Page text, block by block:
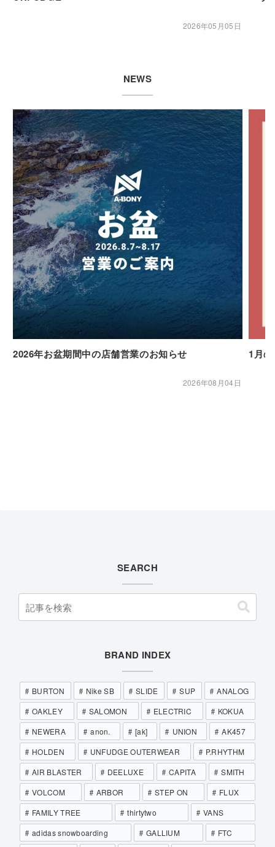
2026年05月05日
NEWS
2026年お盆期間中の店舗営業のお知らせ
2026年08月04日
1月
SEARCH
BRAND INDEX
BURTON Nike SB SLIDE SUP
ANALOG
OAKLEY
SALOMON ELECTRIC
KOKUA
NEWERA
anon. [ak] UNION
AK457
HOLDEN
UNFUDGE OUTERWEAR
P.RHYTHM
AIR BLASTER
DEELUXE CAPITA
SMITH
VOLCOM
ARBOR STEP ON
FLUX
FAMILY TREE
thirtytwo
VANS
adidas snowboarding
GALLIUM
FTC